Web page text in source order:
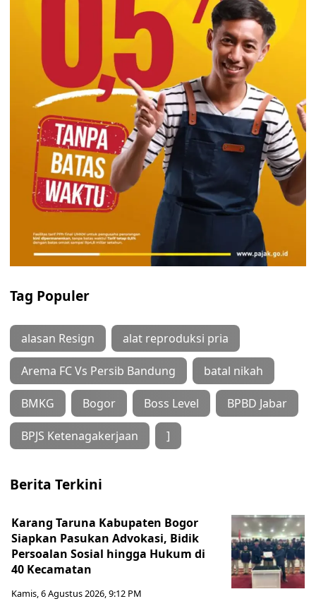
Tag Populer
alasan Resign alat reproduksi pria
Arema FC Vs Persib Bandung batal nikah
BMKG Bogor Boss Level BPBD Jabar
BPJS Ketenagakerjaan ]
Berita Terkini
Karang Taruna Kabupaten Bogor
Siapkan Pasukan Advokasi, Bidik
Persoalan Sosial hingga Hukum di
40 Kecamatan
Kamis, 6 Agustus 2026, 9:12 PM